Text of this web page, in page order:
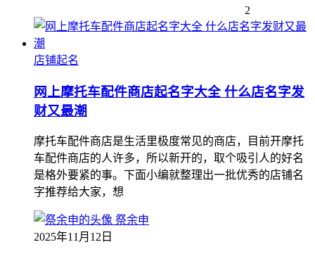
2
店铺起名
网上摩托车配件商店起名字大全 什么店名字发
财又最潮
摩托车配件商店是生活里极度常见的商店，目前开摩托
车配件商店的人许多，所以新开的，取个吸引人的好名
是格外要紧的事。下面小编就整理出一批优秀的店铺名
字推荐给大家，想
祭余申
2025年11月12日